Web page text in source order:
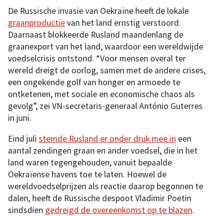
De Russische invasie van Oekraïne heeft de lokale
graanproductievan het land ernstig verstoord.
Daarnaast blokkeerde Rusland maandenlang de
graanexport van het land, waardoor een wereldwijde
voedselcrisis ontstond. “Voor mensen overal ter
wereld dreigt de oorlog, samen met de andere crises,
een ongekende golf van honger en armoede te
ontketenen, met sociale en economische chaos als
gevolg”, zei VN-secretaris-generaal António Guterres
in juni.
Eind juli stemde Rusland er onder druk mee in een
aantal zendingen graan en ander voedsel, die in het
land waren tegengehouden, vanuit bepaalde
Oekraïense havens toe te laten. Hoewel de
wereldvoedselprijzen als reactie daarop begonnen te
dalen, heeft de Russische despoot Vladimir Poetin
sindsdien gedreigd de overeenkomst op te blazen.